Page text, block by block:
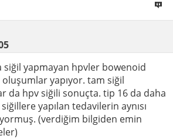
siğil yapmayan hpvler bowenoid
oluşumlar yapıyor. tam siğil
da hpv siğili sonuçta. tip 16 da daha
yapılan tedavilerin aynısı
(verdiğim bilgiden emin